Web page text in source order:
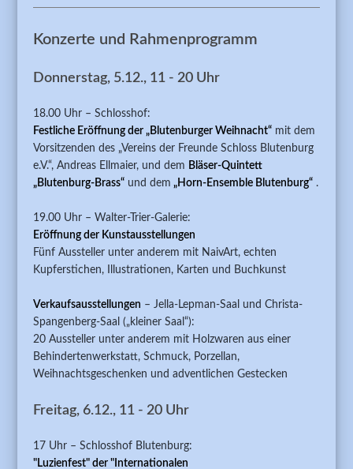
Konzerte und Rahmenprogramm
Donnerstag, 5.12., 11 - 20 Uhr
18.00 Uhr – Schlosshof:
Festliche Eröffnung der „Blutenburger Weihnacht“ mit dem
Vorsitzenden des „Vereins der Freunde Schloss Blutenburg
e.V.“, Andreas Ellmaier, und dem Bläser-Quintett
„Blutenburg-Brass“ und dem „Horn-Ensemble Blutenburg“ .
19.00 Uhr – Walter-Trier-Galerie:
Eröffnung der Kunstausstellungen
Fünf Aussteller unter anderem mit NaivArt, echten
Kupferstichen, Illustrationen, Karten und Buchkunst
Verkaufsausstellungen – Jella-Lepman-Saal und Christa-
Spangenberg-Saal („kleiner Saal“):
20 Aussteller unter anderem mit Holzwaren aus einer
Behindertenwerkstatt, Schmuck, Porzellan,
Weihnachtsgeschenken und adventlichen Gestecken
Freitag, 6.12., 11 - 20 Uhr
17 Uhr – Schlosshof Blutenburg:
"Luzienfest" der "Internationalen